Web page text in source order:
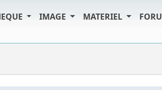
IMAGE MATERIEL